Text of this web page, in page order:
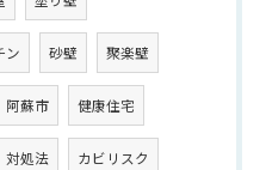
ン 砂壁 聚楽壁
阿蘇市 健康住宅
対処法 カビリスク